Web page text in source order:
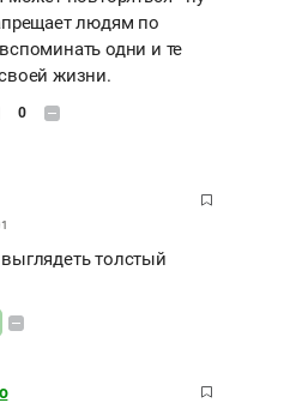
людям по
одни и те
жизни.
0
толстый